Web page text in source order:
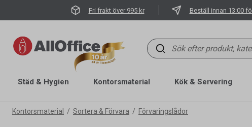
Fri frakt över 995 kr Beställ innan 13:00
Städ & Hygien Kontorsmaterial Kök & Servering
Kontorsmaterial Sortera & Förvara Förvaringslådor